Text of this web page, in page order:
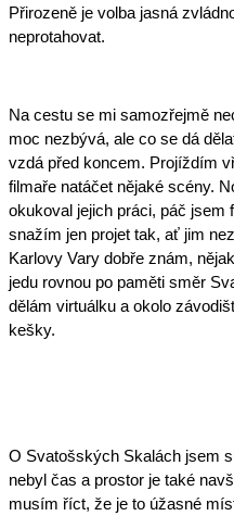
Přirozeně je volba jasná
neprotahovat.
Na cestu se mi samozřejmě
moc nezbývá, ale co se dá
vzdá před koncem. Projíždím
filmaře natáčet nějaké scény.
okukoval jejich práci, páč jsem
snažím jen projet tak, ať jim
Karlovy Vary dobře znám,
jedu rovnou po paměti směr
dělám virtuálku a okolo
kešky.
O Svatošských Skalách jsem
nebyl čas a prostor je také
musím říct, že je to úžasné